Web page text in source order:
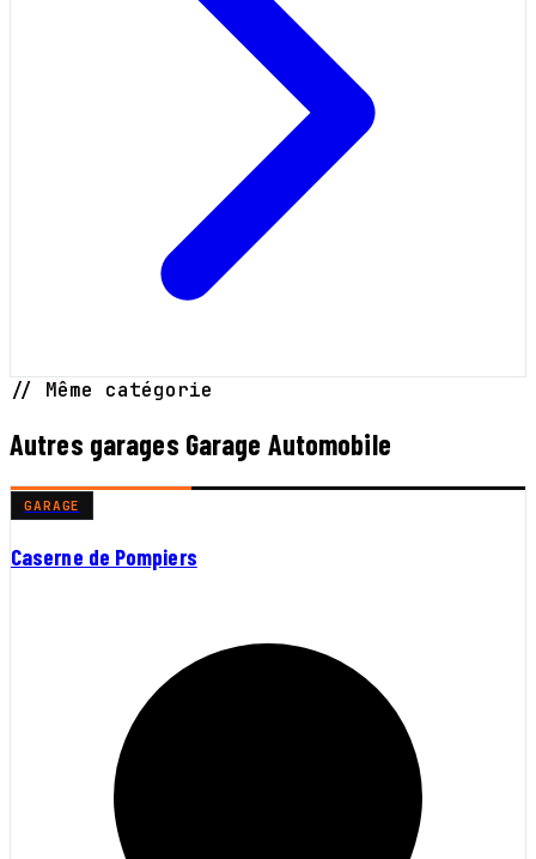
// Même catégorie
Autres garages Garage Automobile
GARAGE
Caserne de Pompiers